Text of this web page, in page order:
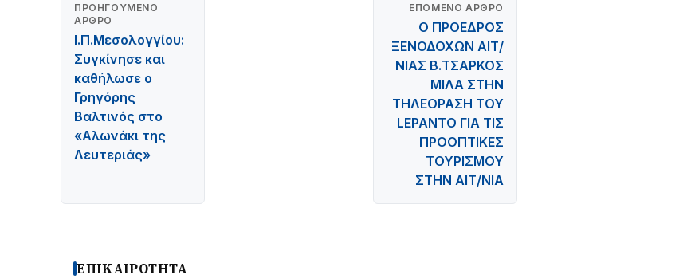
ΠΡΟΗΓΟΎΜΕΝΟ
ΆΡΘΡΟ
Ι.Π.Μεσολογγίου:
Συγκίνησε και
καθήλωσε ο
Γρηγόρης
Βαλτινός στο
«Αλωνάκι της
Λευτεριάς»
ΕΠΌΜΕΝΟ ΆΡΘΡΟ
Ο ΠΡΟΕΔΡΟΣ
ΞΕΝΟΔΟΧΩΝ ΑΙΤ/
ΝΙΑΣ Β.ΤΣΑΡΚΟΣ
ΜΙΛΑ ΣΤΗΝ
ΤΗΛΕΟΡΑΣΗ ΤΟΥ
LEPANTO ΓΙΑ ΤΙΣ
ΠΡΟΟΠΤΙΚΕΣ
ΤΟΥΡΙΣΜΟΥ
ΣΤΗΝ ΑΙΤ/ΝΙΑ
ΕΠΙΚΑΙΡΟΤΗΤΑ